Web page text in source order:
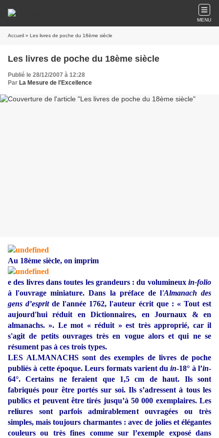
MENU
Accueil » Les livres de poche du 18ème siècle
Les livres de poche du 18ème siècle
Publié le 28/12/2007 à 12:28
Par La Mesure de l'Excellence
Au 18ème siècle, on imprim
e des livres dans toutes les grandeurs : du volumineuxin-folio
à l'ouvrage miniature. Dans la préface de l'Almanach des
gens d’espritde l'année 1762, l'auteur écrit que : « Tout est
aujourd'hui réduit en Dictionnaires, en Journaux & en
almanachs. ». Le mot « réduit » est très approprié, car il
s'agit de petits ouvrages très en vogue alors et qui ne se
résument pas à ces trois types.
LES ALMANACHS sont des exemples de livres de poche
publiés à cette époque. Leurs formats varient duin-18° à l’in-
64°. Certains ne feraient que 1,5 cm de haut. Ils sont
fabriqués pour être portés sur soi. Ils s’adressent à tous les
publics et peuvent être tirés jusqu’à 50 000 exemplaires. Les
reliures sont parfois admirablement ouvragées ou très
simples, mais toujours charmantes : avec de jolies et élégantes
couleurs ou très fines comme sur l’exemple exposé dans